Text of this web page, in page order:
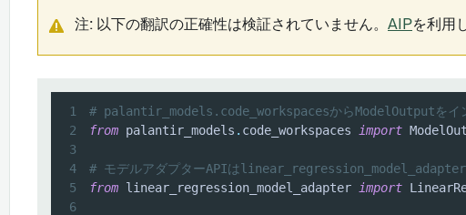
注: 以下の翻訳の正確性は検証されていません。 AIPを利用
1
# palantir_models.code_workspacesからModelOutputをイ
2
from palantir_models . code_workspaces import
3
4
# モデルアダプターAPIは
5
from linear_regression_model_adapter import
6